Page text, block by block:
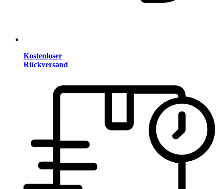
Kostenloser
Rückversand